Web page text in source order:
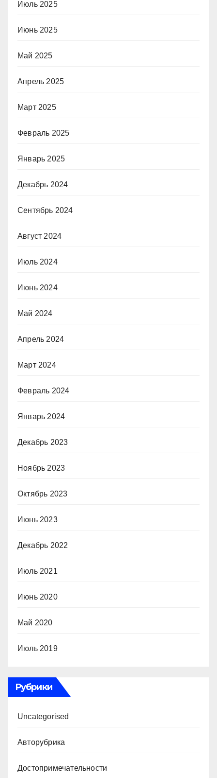
Июль 2025
Июнь 2025
Май 2025
Апрель 2025
Март 2025
Февраль 2025
Январь 2025
Декабрь 2024
Сентябрь 2024
Август 2024
Июль 2024
Июнь 2024
Май 2024
Апрель 2024
Март 2024
Февраль 2024
Январь 2024
Декабрь 2023
Ноябрь 2023
Октябрь 2023
Июнь 2023
Декабрь 2022
Июль 2021
Июнь 2020
Май 2020
Июль 2019
Рубрики
Uncategorised
Авторубрика
Достопримечательности